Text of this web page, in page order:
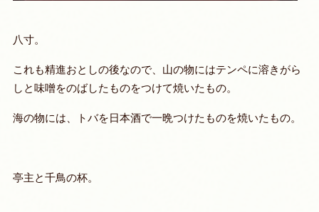
八寸。
これも精進おとしの後なので、山の物にはテンペに溶きがら
しと味噌をのばしたものをつけて焼いたもの。
海の物には、トバを日本酒で一晩つけたものを焼いたもの。
亭主と千鳥の杯。